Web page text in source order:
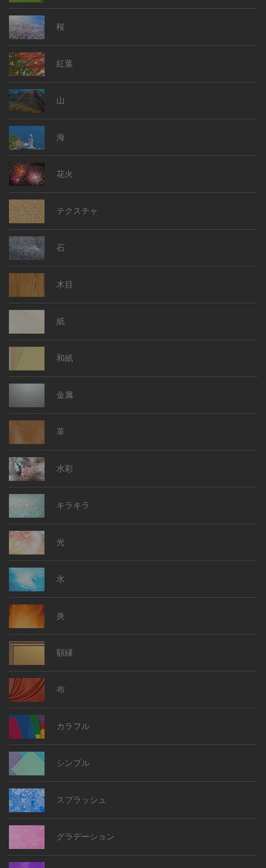
桜
紅葉
山
海
花火
テクスチャ
石
木目
紙
和紙
金属
革
水彩
キラキラ
光
水
炎
額縁
布
カラフル
シンプル
スプラッシュ
グラデーション